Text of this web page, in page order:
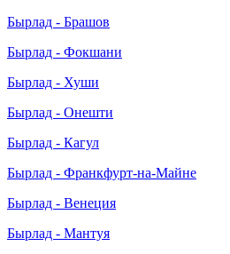
Бырлад - Брашов
Бырлад - Фокшани
Бырлад - Хуши
Бырлад - Онешти
Бырлад - Кагул
Бырлад - Франкфурт-на-Майне
Бырлад - Венеция
Бырлад - Мантуя